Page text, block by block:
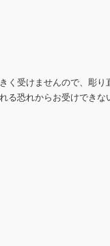
く受けませんので、彫り
る恐れからお受けできな